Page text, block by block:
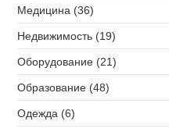
Медицина (36)
Недвижимость (19)
Оборудование (21)
Образование (48)
Одежда (6)